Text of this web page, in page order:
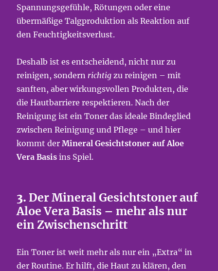
Spannungsgefühle, Rötungen oder eine
übermäßige Talgproduktion als Reaktion auf
den Feuchtigkeitsverlust.
Deshalb ist es entscheidend, nicht nur zu
reinigen, sondern richtig zu reinigen – mit
sanften, aber wirkungsvollen Produkten, die
die Hautbarriere respektieren. Nach der
Reinigung ist ein Toner das ideale Bindeglied
zwischen Reinigung und Pflege – und hier
kommt derMineral Gesichtstoner auf Aloe
Vera Basis ins Spiel.
3.Der Mineral Gesichtstoner auf
Aloe Vera Basis – mehr als nur
ein Zwischenschritt
Ein Toner ist weit mehr als nur ein „Extra“ in
der Routine. Er hilft, die Haut zu klären, den